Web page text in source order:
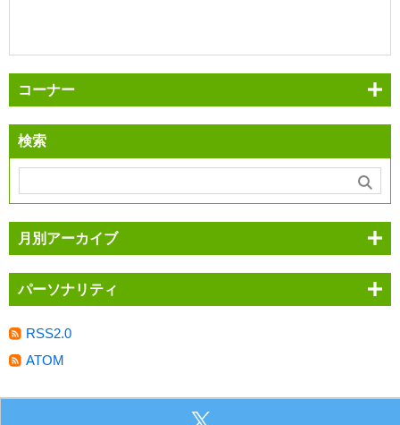
コーナー
検索
月別アーカイブ
パーソナリティ
RSS2.0
ATOM